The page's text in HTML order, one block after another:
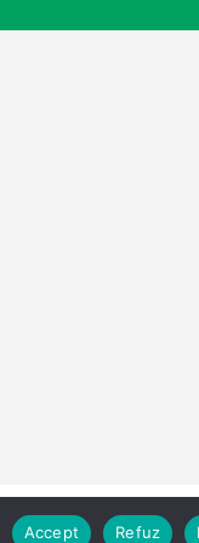
Accept Refuz